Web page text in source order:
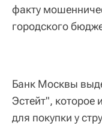
факту
городского
Банк Москвы
Эстейт", которое
для покупки у